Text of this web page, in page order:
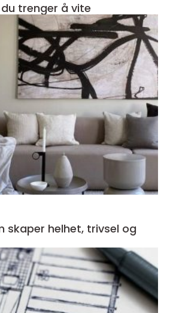
trenger å vite
skaper helhet, trivsel og